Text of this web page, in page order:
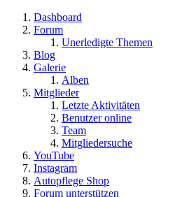
Dashboard
Forum
Unerledigte Themen
Blog
Galerie
Alben
Mitglieder
Letzte Aktivitäten
Benutzer online
Team
Mitgliedersuche
YouTube
Instagram
Autopflege Shop
Forum unterstützen